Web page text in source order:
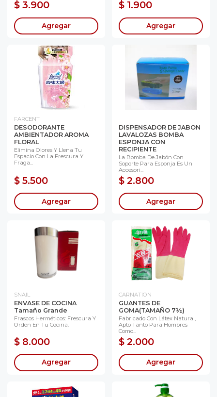
$ 3.900
Agregar
$ 1.900
Agregar
FARCENT
DESODORANTE
AMBIENTADOR AROMA
FLORAL
Elimina Olores Y Llena Tu
Espacio Con La Frescura Y
Fraga...
$ 5.500
Agregar
DISPENSADOR DE JABON
LAVALOZAS BOMBA
ESPONJA CON
RECIPIENTE
La Bomba De Jabón Con
Soporte Para Esponja Es Un
Accesori...
$ 2.800
Agregar
SNAIL
ENVASE DE COCINA
Tamaño Grande
Frascos Herméticos: Frescura Y
Orden En Tu Cocina.
$ 8.000
Agregar
CARNATION
GUANTES DE
GOMA(TAMAÑO 7½)
Fabricado Con Látex Natural,
Apto Tanto Para Hombres
Como...
$ 2.000
Agregar